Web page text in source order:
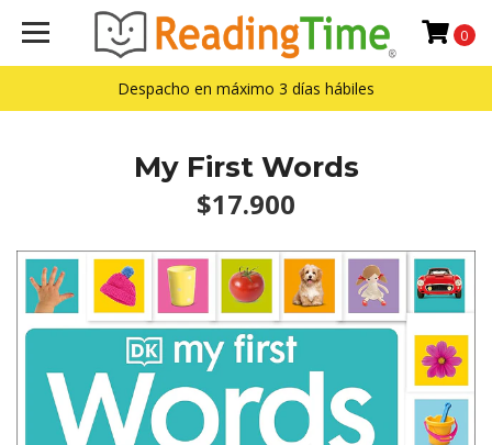
Despacho en máximo 3 días hábiles
0
My First Words
$17.900